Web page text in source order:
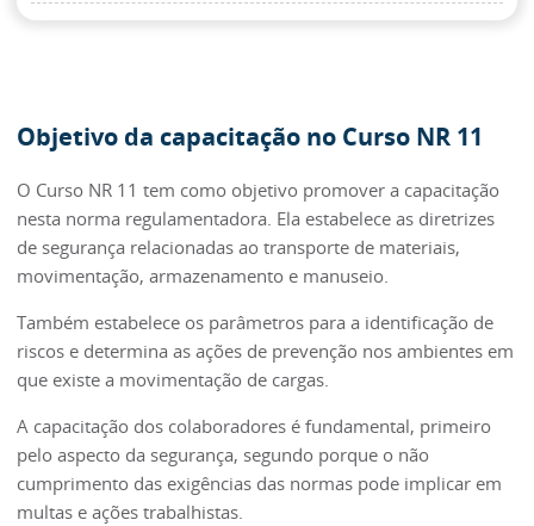
Objetivo da capacitação no Curso NR 11
O Curso NR 11 tem como objetivo promover a capacitação
nesta norma regulamentadora. Ela estabelece as diretrizes
de segurança relacionadas ao transporte de materiais,
movimentação, armazenamento e manuseio.
Também estabelece os parâmetros para a identificação de
riscos e determina as ações de prevenção nos ambientes em
que existe a movimentação de cargas.
A capacitação dos colaboradores é fundamental, primeiro
pelo aspecto da segurança, segundo porque o não
cumprimento das exigências das normas pode implicar em
multas e ações trabalhistas.